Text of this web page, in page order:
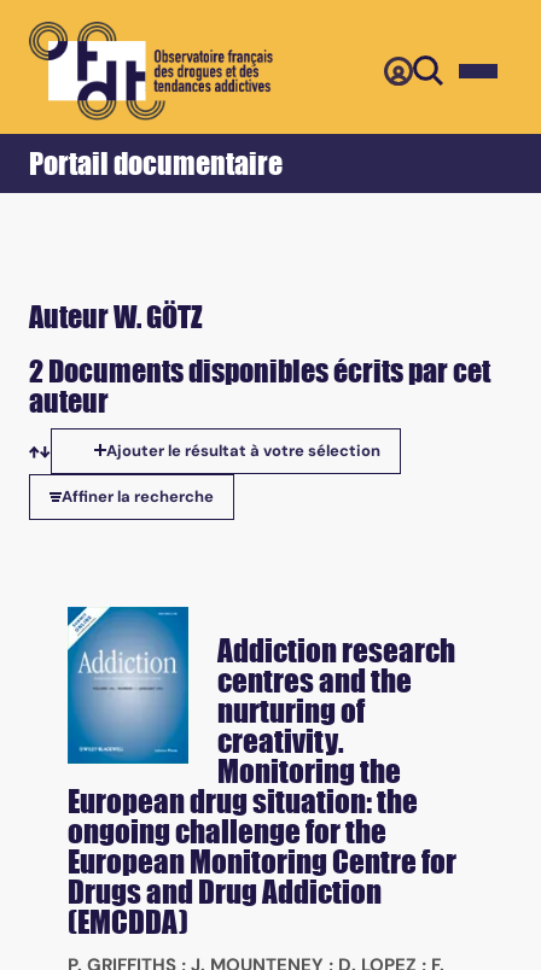
Portail documentaire
Accueil Retour
Auteur W. GÖTZ
2 Documents disponibles écrits par cet
auteur
Tris disponibles
Ajouter le résultat à votre sélection
Affiner la recherche
Addiction research
centres and the
nurturing of
creativity.
Monitoring the
European drug situation: the
ongoing challenge for the
European Monitoring Centre for
Drugs and Drug Addiction
(EMCDDA)
P. GRIFFITHS ; J. MOUNTENEY ; D. LOPEZ ; F.